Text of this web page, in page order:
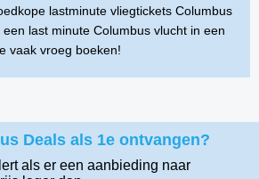
lastminute vliegtickets Columbus
last minute Columbus vlucht in een
vaak vroeg boeken!
Deals als 1e ontvangen?
als er een aanbieding naar